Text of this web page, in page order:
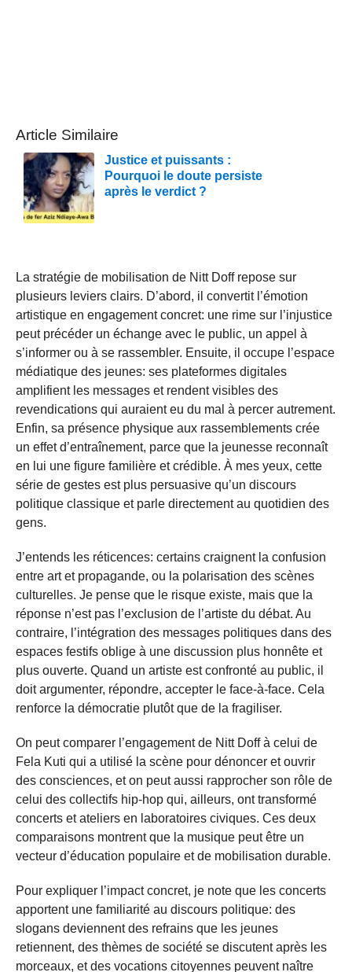
Article Similaire
Justice et puissants :
Pourquoi le doute persiste
après le verdict ?
La stratégie de mobilisation de Nitt Doff repose sur
plusieurs leviers clairs. D’abord, il convertit l’émotion
artistique en engagement concret: une rime sur l’injustice
peut précéder un échange avec le public, un appel à
s’informer ou à se rassembler. Ensuite, il occupe l’espace
médiatique des jeunes: ses plateformes digitales
amplifient les messages et rendent visibles des
revendications qui auraient eu du mal à percer autrement.
Enfin, sa présence physique aux rassemblements crée
un effet d’entraînement, parce que la jeunesse reconnaît
en lui une figure familière et crédible. À mes yeux, cette
série de gestes est plus persuasive qu’un discours
politique classique et parle directement au quotidien des
gens.
J’entends les réticences: certains craignent la confusion
entre art et propagande, ou la polarisation des scènes
culturelles. Je pense que le risque existe, mais que la
réponse n’est pas l’exclusion de l’artiste du débat. Au
contraire, l’intégration des messages politiques dans des
espaces festifs oblige à une discussion plus honnête et
plus ouverte. Quand un artiste est confronté au public, il
doit argumenter, répondre, accepter le face-à-face. Cela
renforce la démocratie plutôt que de la fragiliser.
On peut comparer l’engagement de Nitt Doff à celui de
Fela Kuti qui a utilisé la scène pour dénoncer et ouvrir
des consciences, et on peut aussi rapprocher son rôle de
celui des collectifs hip-hop qui, ailleurs, ont transformé
concerts et ateliers en laboratoires civiques. Ces deux
comparaisons montrent que la musique peut être un
vecteur d’éducation populaire et de mobilisation durable.
Pour expliquer l’impact concret, je note que les concerts
apportent une familiarité au discours politique: des
slogans deviennent des refrains que les jeunes
retiennent, des thèmes de société se discutent après les
morceaux, et des vocations citoyennes peuvent naître